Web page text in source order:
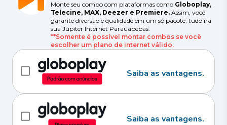
Monte seu combo com plataformas como Globoplay,
Telecine, MAX, Deezer e Premiere. Assim, você
garante diversão e qualidade em um só pacote, tudo na
sua Júpiter Internet Parauapebas.
**Somente é possível montar combos se você
escolher um plano de internet válido.
Saiba as vantagens.
Saiba as vantagens.